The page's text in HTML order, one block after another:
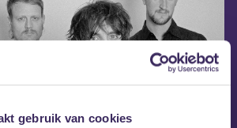
gebruik van cookies